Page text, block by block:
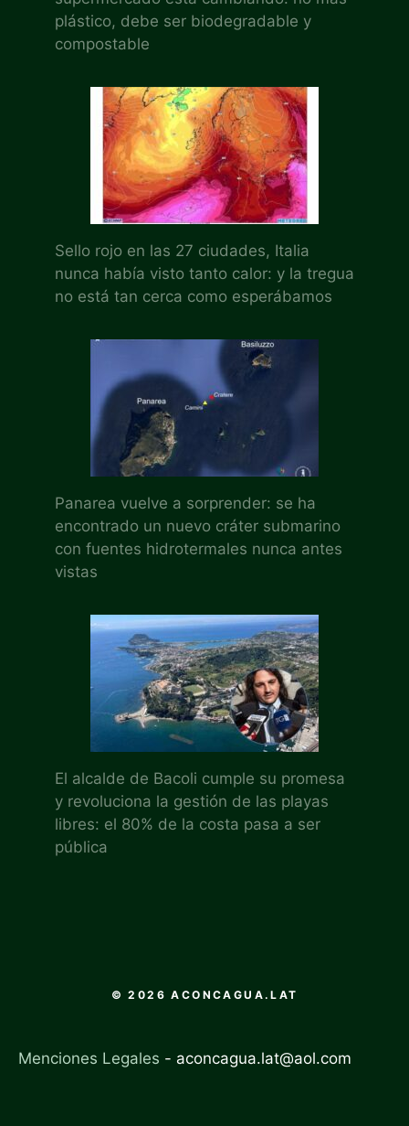
plástico, debe ser biodegradable y
compostable
Sello rojo en las 27 ciudades, Italia
nunca había visto tanto calor: y la tregua
no está tan cerca como esperábamos
Panarea vuelve a sorprender: se ha
encontrado un nuevo cráter submarino
con fuentes hidrotermales nunca antes
vistas
El alcalde de Bacoli cumple su promesa
y revoluciona la gestión de las playas
libres: el 80% de la costa pasa a ser
pública
© 2026 ACONCAGUA.LAT
Menciones Legales - aconcagua.lat@aol.com